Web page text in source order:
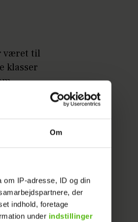
Om
om IP-adresse, ID og din
der
indhold, foretage
under indstillinger
været til
klasser
da